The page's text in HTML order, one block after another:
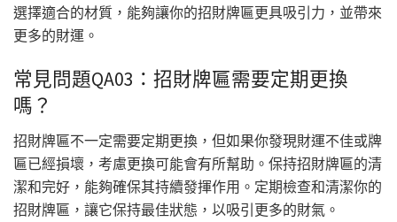
選擇適合的材質，能夠讓你的招財牌匾更具吸引力，並帶來
更多的財運。
常見問題QA03：招財牌匾需要定期更換
嗎？
招財牌匾不一定需要定期更換，但如果你發現財運不佳或牌
匾已經損壞，考慮更換可能會有所幫助。保持招財牌匾的清
潔和完好，能夠確保其持續發揮作用。定期檢查和清潔你的
招財牌匾，讓它保持最佳狀態，以吸引更多的財氣。